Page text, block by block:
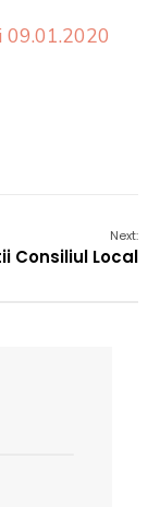
09.01.2020
Next:
Consiliul Local